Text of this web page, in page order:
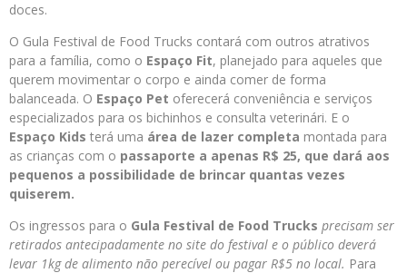
doces.
O Gula Festival de Food Trucks contará com outros atrativos
para a família, como o Espaço Fit, planejado para aqueles que
querem movimentar o corpo e ainda comer de forma
balanceada. O Espaço Pet oferecerá conveniência e serviços
especializados para os bichinhos e consulta veterinári. E o
Espaço Kids terá uma área de lazer completa montada para
as crianças com o passaporte a apenas R$ 25, que dará aos
pequenos a possibilidade de brincar quantas vezes
quiserem.
Os ingressos para o Gula Festival de Food Trucks precisam ser
retirados antecipadamente no site do festival e o público deverá
levar 1kg de alimento não perecível ou pagar R$5 no local. Para